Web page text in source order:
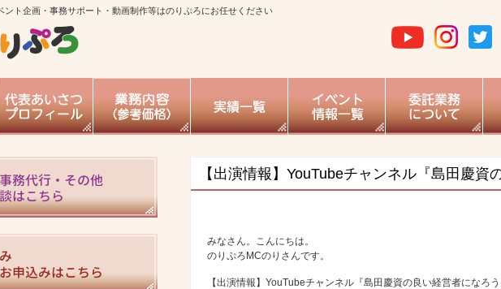
ント企画・事務サポート・動画制作等はのりぷろにお任せください
【出演情報】YouTubeチャンネル『島田慶資
みなさん。こんにちは。
のりぷろMCのりさんです。
【出演情報】YouTubeチャンネル『島田慶資の良い経営者になろう